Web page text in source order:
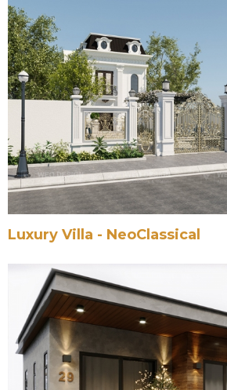
Luxury Villa - NeoClassical